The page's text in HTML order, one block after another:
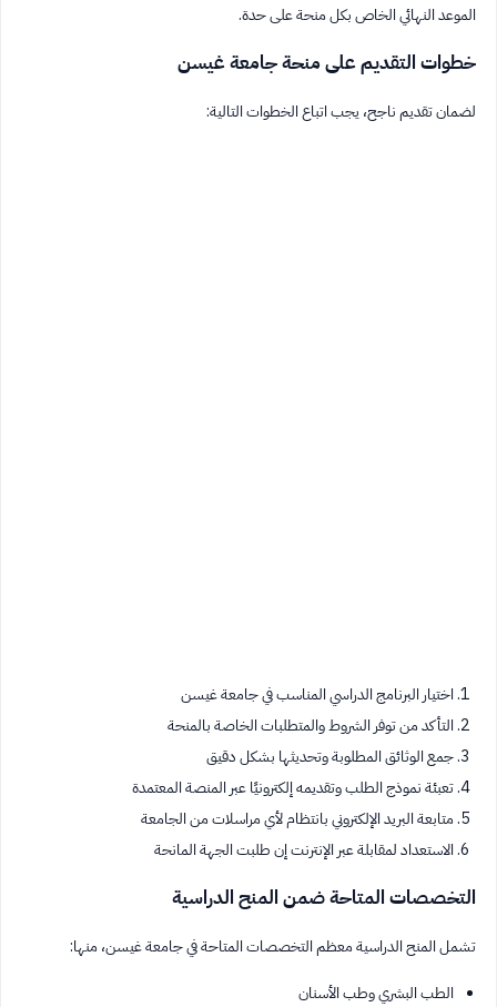
الموعد النهائي الخاص بكل منحة على حدة.
خطوات التقديم على منحة جامعة غيسن
لضمان تقديم ناجح، يجب اتباع الخطوات التالية:
اختيار البرنامج الدراسي المناسب في جامعة غيسن
التأكد من توفر الشروط والمتطلبات الخاصة بالمنحة
جمع الوثائق المطلوبة وتحديثها بشكل دقيق
تعبئة نموذج الطلب وتقديمه إلكترونيًا عبر المنصة المعتمدة
متابعة البريد الإلكتروني بانتظام لأي مراسلات من الجامعة
الاستعداد لمقابلة عبر الإنترنت إن طلبت الجهة المانحة
التخصصات المتاحة ضمن المنح الدراسية
تشمل المنح الدراسية معظم التخصصات المتاحة في جامعة غيسن، منها:
الطب البشري وطب الأسنان